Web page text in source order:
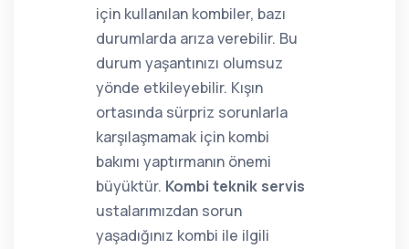
için kullanılan kombiler, bazı
durumlarda arıza verebilir. Bu
durum yaşantınızı olumsuz
yönde etkileyebilir. Kışın
ortasında sürpriz sorunlarla
karşılaşmamak için kombi
bakımı yaptırmanın önemi
büyüktür. Kombi teknik servis
ustalarımızdan sorun
yaşadığınız kombi ile ilgili